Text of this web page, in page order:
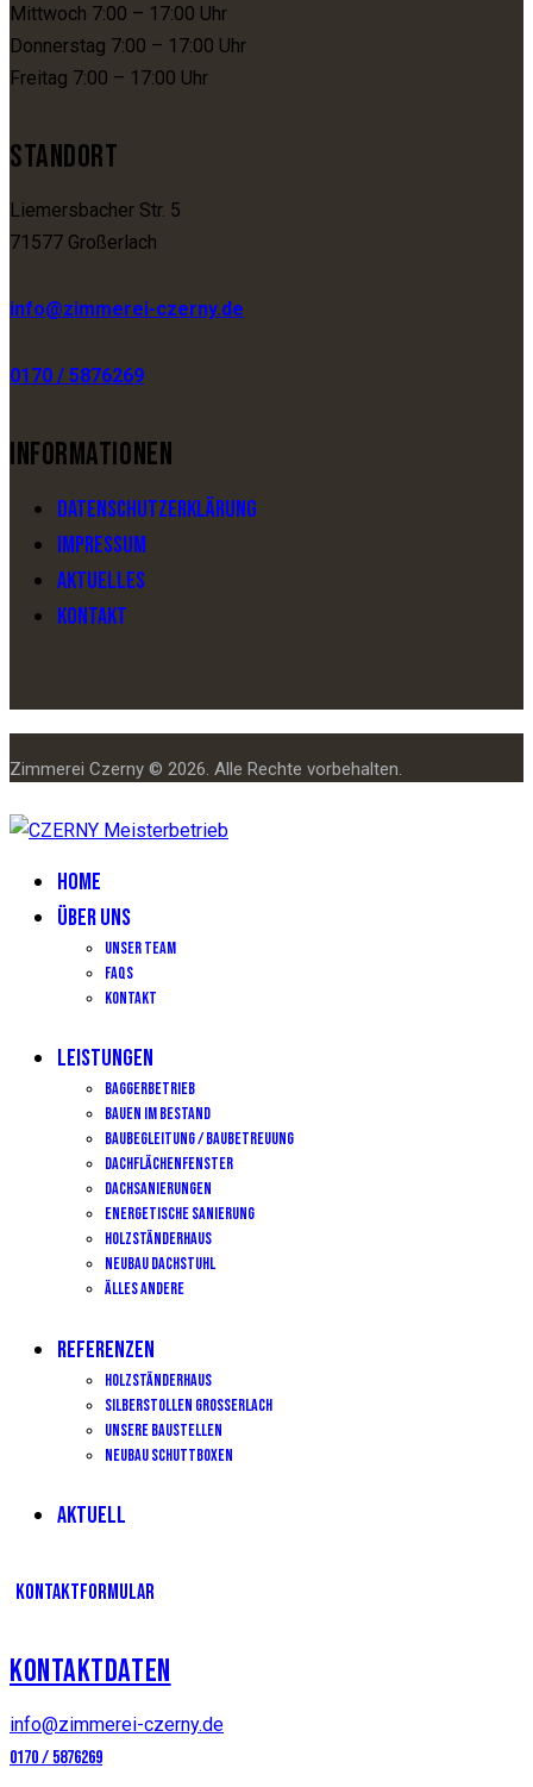
Mittwoch 7:00 – 17:00 Uhr
Donnerstag 7:00 – 17:00 Uhr
Freitag 7:00 – 17:00 Uhr
STANDORT
Liemersbacher Str. 5
71577 Großerlach
info@zimmerei-czerny.de
0170 / 5876269
INFORMATIONEN
DATENSCHUTZERKLÄRUNG
IMPRESSUM
AKTUELLES
KONTAKT
Zimmerei Czerny © 2026. Alle Rechte vorbehalten.
HOME
ÜBER UNS
Unser Team
FAQs
Kontakt
LEISTUNGEN
Baggerbetrieb
Bauen im Bestand
Baubegleitung / Baubetreuung
Dachflächenfenster
Dachsanierungen
Energetische Sanierung
Holzständerhaus
Neubau Dachstuhl
Älles andere
REFERENZEN
Holzständerhaus
Silberstollen Grosserlach
Unsere Baustellen
Neubau Schuttboxen
AKTUELL
KONTAKTFORMULAR
KONTAKTDATEN
info@zimmerei-czerny.de
0170 / 5876269